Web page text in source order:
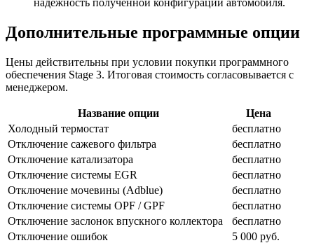
Дополнительные программные опции
Цены действительны при условии покупки программного
обеспечения Stage 3. Итоговая стоимость согласовывается с
менеджером.
Название опции
Цена
Холодный термостат
бесплатно
Отключение сажевого фильтра
бесплатно
Отключение катализатора
бесплатно
Отключение системы EGR
бесплатно
Отключение мочевины (Adblue)
бесплатно
Отключение системы OPF / GPF
бесплатно
Отключение заслонок впускного коллектора
бесплатно
Отключение ошибок
5 000 руб.